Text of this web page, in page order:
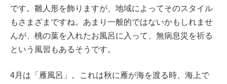
です。雛人形を飾りますが、地域によってそのスタイル
もさまざまですね。あまり一般的ではないかもしれませ
んが、桃の葉を入れたお風呂に入って、無病息災を祈る
という風習もあるそうです。
4月は「雁風呂」。これは秋に雁が海を渡る時、海上で